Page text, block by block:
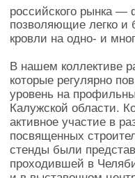
российского рынка —
позволяющие легко и
кровли на одно- и
В нашем коллективе
которые регулярно
уровень на
Калужской области.
активное участие в
посвященных
стенды были
проходившей в